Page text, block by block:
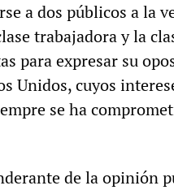
a dos públicos a la
trabajadora y la
para expresar su
Unidos, cuyos
se ha
de la opinión